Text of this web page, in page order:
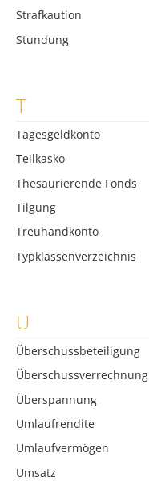
Strafkaution
Stundung
T
Tagesgeldkonto
Teilkasko
Thesaurierende Fonds
Tilgung
Treuhandkonto
Typklassenverzeichnis
U
Überschussbeteiligung
Überschussverrechnung
Überspannung
Umlaufrendite
Umlaufvermögen
Umsatz